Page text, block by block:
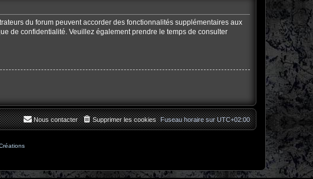
du forum peuvent accorder des fonctionnalités supplémentaires aux
de confidentialité. Veuillez également prendre le temps de consulter
Fuseau horaire surUTC+02:00
Supprimer les cookies
Nous contacter